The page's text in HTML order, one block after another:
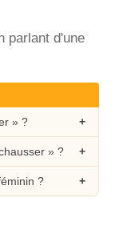
parlant d'une
» ?
» ?
?